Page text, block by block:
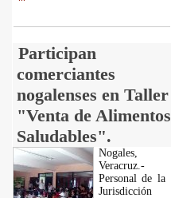
Participan
comerciantes
nogalenses en Taller
"Venta de Alimentos
Saludables".
Nogales,
Veracruz.-
Personal de la
Jurisdicción